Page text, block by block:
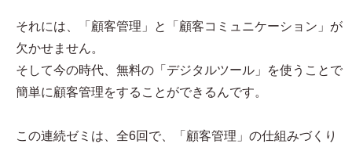
それには、「顧客管理」と「顧客コミュニケーション」が
欠かせません。
そして今の時代、無料の「デジタルツール」を使うことで
簡単に顧客管理をすることができるんです。
この連続ゼミは、全6回で、「顧客管理」の仕組みづくり